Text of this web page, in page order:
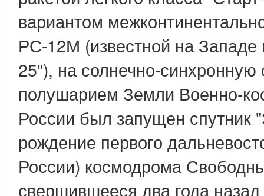
вариантом
РС-12М (известной на
25"), на солнечно-
полушарием Земли Военно-
России был запущен спутник
рождение первого
России) космодрома
свершившееся два года